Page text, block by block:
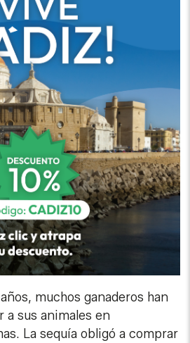
muchos ganaderos han
a sus animales en
La sequía obligó a comprar